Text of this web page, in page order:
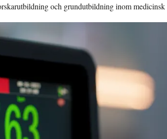
och grundutbildning inom